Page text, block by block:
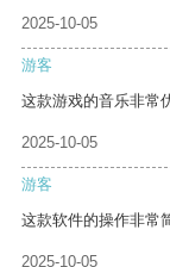
2025-10-05
游客
这款游戏的音乐非常
2025-10-05
游客
这款软件的操作非常
2025-10-05